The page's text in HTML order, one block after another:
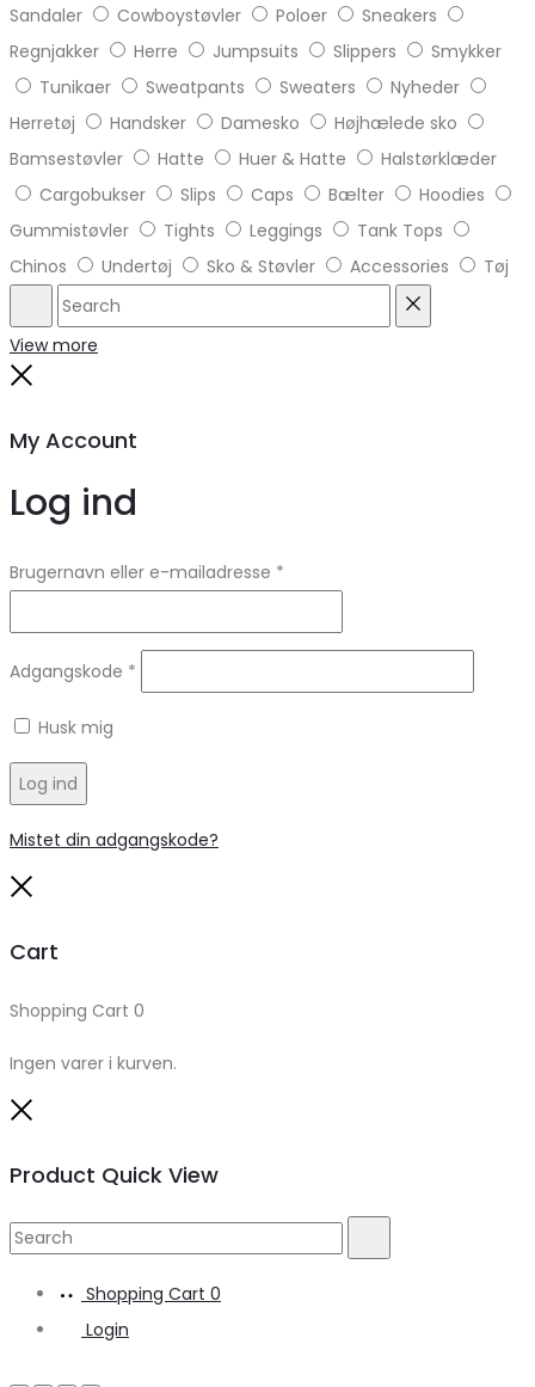
Sandaler
Cowboystøvler Poloer
Sneakers
Regnjakker
Herre Jumpsuits Slippers
Smykker
Tunikaer
Sweatpants Sweaters
Nyheder
Herretøj
Handsker Damesko
Højhælede sko
Bamsestøvler
Hatte Huer & Hatte
Halstørklæder
Cargobukser
Slips Caps Bælter
Hoodies
Gummistøvler
Tights Leggings
Tank Tops
Chinos
Undertøj Sko & Støvler Accessories Tøj
Search
View more
My Account
Log ind
Brugernavn eller e-mailadresse *
Adgangskode *
Husk mig
Log ind
Mistet din adgangskode?
Cart
Shopping Cart 0
Ingen varer i kurven.
Product Quick View
Search
Shopping Cart 0
Login